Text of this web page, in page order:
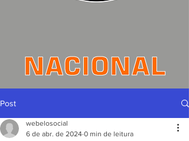
Post
webelosocial
6 de abr. de 2024 0 min de leitura